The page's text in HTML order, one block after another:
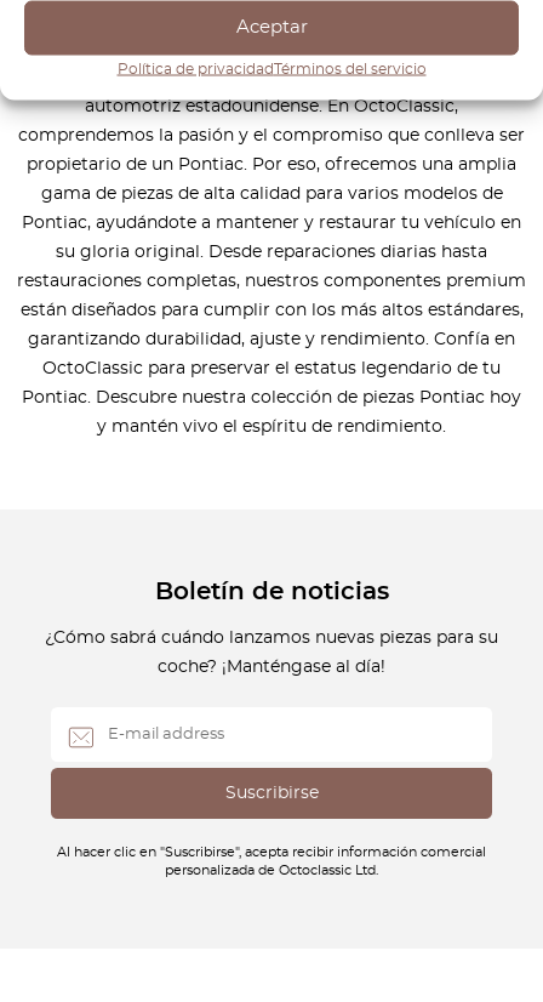
Aceptar
Política de privacidadTérminos del servicio
conducción. Ya sea que conduzcas un muscle car clásico
como el Pontiac Firebird o un elegante Grand Prix, Pontiac
se ha establecido como un símbolo de innovación
automotriz estadounidense. En OctoClassic,
comprendemos la pasión y el compromiso que conlleva ser
propietario de un Pontiac. Por eso, ofrecemos una amplia
gama de piezas de alta calidad para varios modelos de
Pontiac, ayudándote a mantener y restaurar tu vehículo en
su gloria original. Desde reparaciones diarias hasta
restauraciones completas, nuestros componentes premium
están diseñados para cumplir con los más altos estándares,
garantizando durabilidad, ajuste y rendimiento. Confía en
OctoClassic para preservar el estatus legendario de tu
Pontiac. Descubre nuestra colección de piezas Pontiac hoy
y mantén vivo el espíritu de rendimiento.
Boletín de noticias
¿Cómo sabrá cuándo lanzamos nuevas piezas para su
coche? ¡Manténgase al día!
Al hacer clic en "Suscribirse", acepta recibir información comercial
personalizada de Octoclassic Ltd.